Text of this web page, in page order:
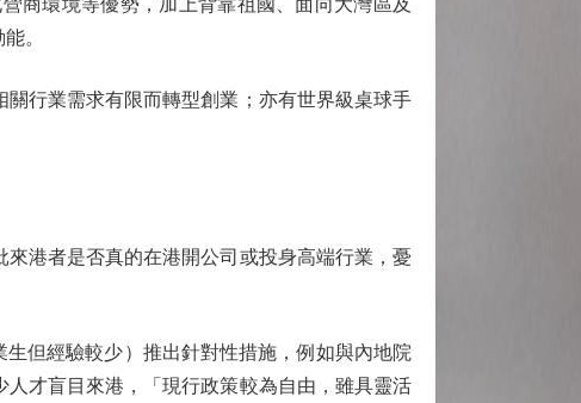
。
行業需求有限而轉型創業；亦有世界級桌球手
港者是否真的在港開公司或投身高端行業，憂
但經驗較少）推出針對性措施，例如與內地院
才盲目來港，「現行政策較為自由，雖具靈活